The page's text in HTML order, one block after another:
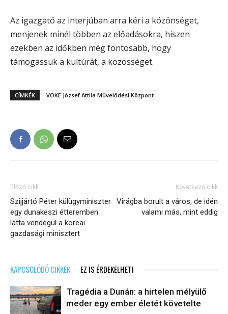
Az igazgató az interjúban arra kéri a közönséget,
menjenek minél többen az előadásokra, hiszen
ezekben az időkben még fontosabb, hogy
támogassuk a kultúrát, a közösséget.
CÍMKÉK VOKE József Attila Művelődési Központ
Előző cikk
Szijjártó Péter külügyminiszter
egy dunakeszi étteremben
látta vendégül a koreai
gazdasági minisztert
Következő cikk
Virágba borult a város, de idén
valami más, mint eddig
KAPCSOLÓDÓ CIKKEK EZ IS ÉRDEKELHETI
Tragédia a Dunán: a hirtelen mélyülő
meder egy ember életét követelte